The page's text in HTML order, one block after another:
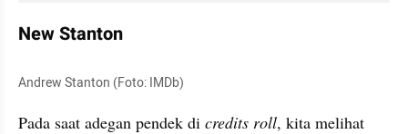
New Stanton
Andrew Stanton (Foto: IMDb)
Pada saat adegan pendek di credits roll, kita melihat